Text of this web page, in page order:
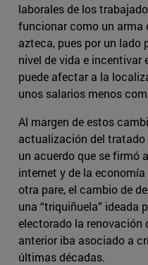
laborales de los
funcionar como un arma
azteca, pues por un lado
nivel de vida e incentivar
puede afectar a la
unos salarios menos
Al margen de estos
actualización del tratado
un acuerdo que se firmó
internet y de la
otra pare, el cambio de
una “triquiñuela” ideada
electorado la renovación
anterior iba asociado a
últimas décadas.